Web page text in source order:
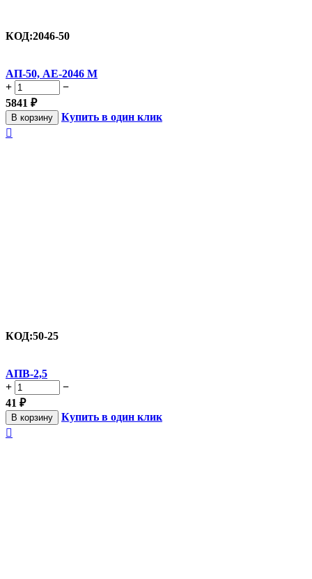
КОД:2046-50
АП-50, АЕ-2046 М
+
−
5841 ₽
В корзину
Купить в один клик

КОД:50-25
АПВ-2,5
+
−
41 ₽
В корзину
Купить в один клик
